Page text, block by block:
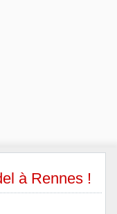
à Rennes !